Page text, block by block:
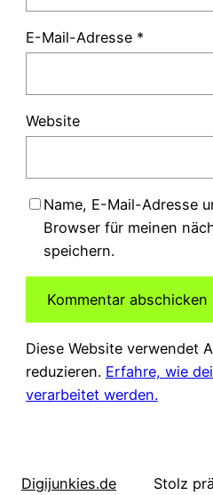
E-Mail-Adresse *
Website
Name, E-Mail-Adresse
Browser für meinen
speichern.
Diese Website verwendet
reduzieren. Erfahre, wie
verarbeitet werden.
Digijunkies.de Stolz